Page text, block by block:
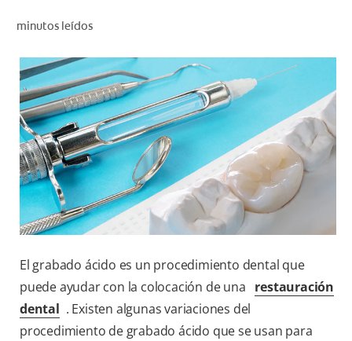
PARA PROFESIONALES
CUPONES
DÓNDE COMPRAR
minutos leídos
El grabado ácido es un procedimiento dental que
puede ayudar con la colocación de una restauración
dental . Existen algunas variaciones del
procedimiento de grabado ácido que se usan para